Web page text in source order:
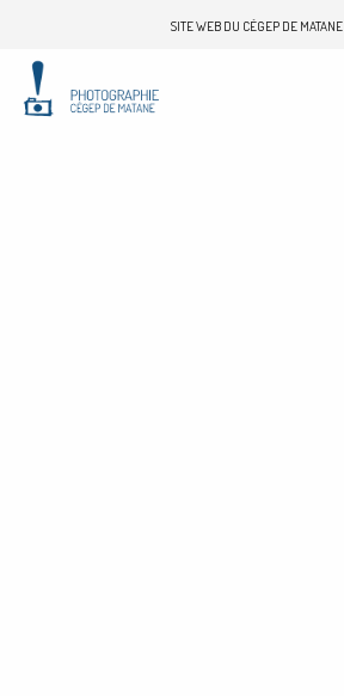
SITE WEB DU CÉGEP DE MATANE